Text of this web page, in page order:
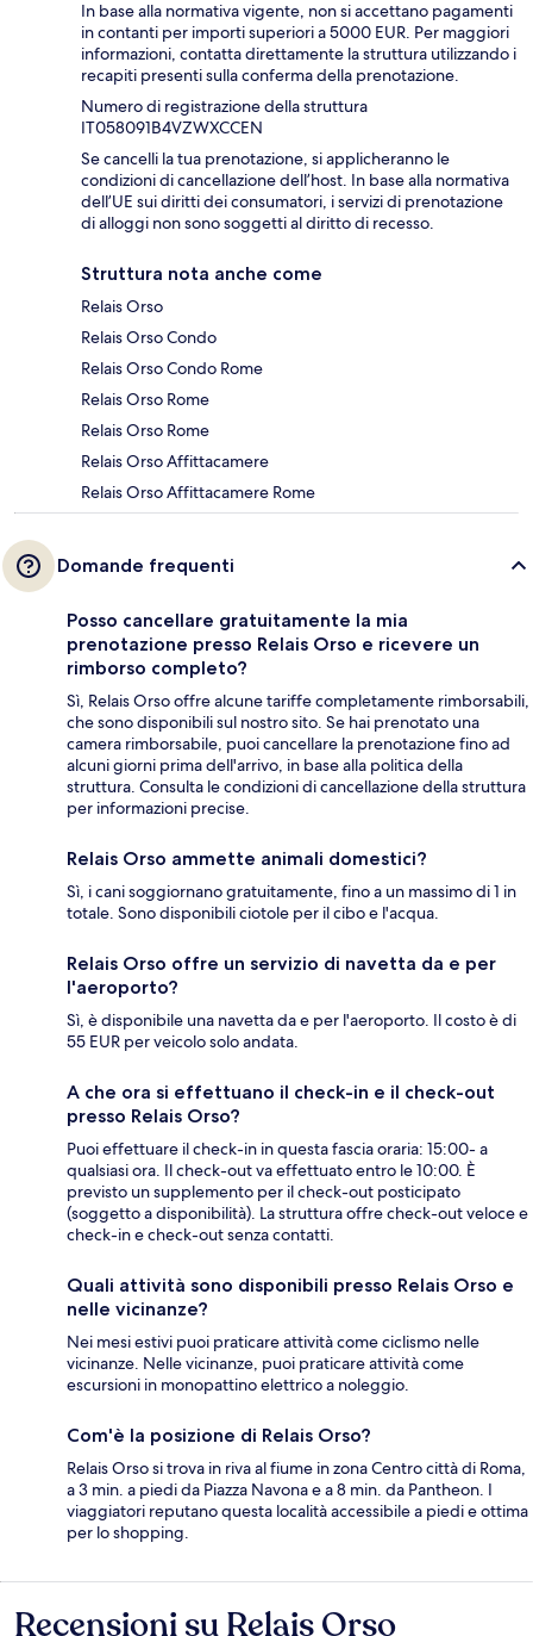
In base alla normativa vigente, non si accettano pagamenti
in contanti per importi superiori a 5000 EUR. Per maggiori
informazioni, contatta direttamente la struttura utilizzando i
recapiti presenti sulla conferma della prenotazione.
Numero di registrazione della struttura
IT058091B4VZWXCCEN
Se cancelli la tua prenotazione, si applicheranno le
condizioni di cancellazione dell’host. In base alla normativa
dell’UE sui diritti dei consumatori, i servizi di prenotazione
di alloggi non sono soggetti al diritto di recesso.
Struttura nota anche come
Relais Orso
Relais Orso Condo
Relais Orso Condo Rome
Relais Orso Rome
Relais Orso Rome
Relais Orso Affittacamere
Relais Orso Affittacamere Rome
Domande frequenti
Posso cancellare gratuitamente la mia
prenotazione presso Relais Orso e ricevere un
rimborso completo?
Sì, Relais Orso offre alcune tariffe completamente rimborsabili,
che sono disponibili sul nostro sito. Se hai prenotato una
camera rimborsabile, puoi cancellare la prenotazione fino ad
alcuni giorni prima dell'arrivo, in base alla politica della
struttura. Consulta le condizioni di cancellazione della struttura
per informazioni precise.
Relais Orso ammette animali domestici?
Sì, i cani soggiornano gratuitamente, fino a un massimo di 1 in
totale. Sono disponibili ciotole per il cibo e l'acqua.
Relais Orso offre un servizio di navetta da e per
l'aeroporto?
Sì, è disponibile una navetta da e per l'aeroporto. Il costo è di
55 EUR per veicolo solo andata.
A che ora si effettuano il check-in e il check-out
presso Relais Orso?
Puoi effettuare il check-in in questa fascia oraria: 15:00- a
qualsiasi ora. Il check-out va effettuato entro le 10:00. È
previsto un supplemento per il check-out posticipato
(soggetto a disponibilità). La struttura offre check-out veloce e
check-in e check-out senza contatti.
Quali attività sono disponibili presso Relais Orso e
nelle vicinanze?
Nei mesi estivi puoi praticare attività come ciclismo nelle
vicinanze. Nelle vicinanze, puoi praticare attività come
escursioni in monopattino elettrico a noleggio.
Com'è la posizione di Relais Orso?
Relais Orso si trova in riva al fiume in zona Centro città di Roma,
a 3 min. a piedi da Piazza Navona e a 8 min. da Pantheon. I
viaggiatori reputano questa località accessibile a piedi e ottima
per lo shopping.
Recensioni
Recensioni su Relais Orso